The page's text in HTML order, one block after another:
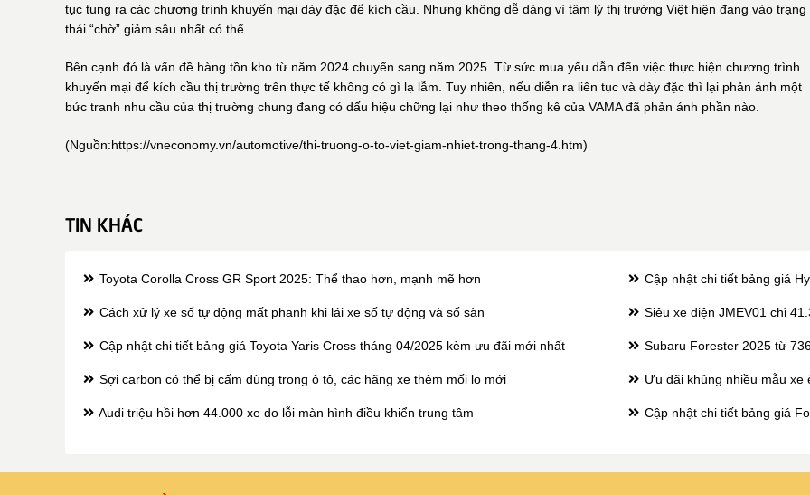
tục tung ra các chương trình khuyến mại dày đặc để kích cầu. Nhưng không dễ dàng vì tâm lý thị trường Việt hiện đang vào trạng
thái “chờ” giảm sâu nhất có thể.
Bên cạnh đó là vấn đề hàng tồn kho từ năm 2024 chuyển sang năm 2025. Từ sức mua yếu dẫn đến việc thực hiện chương trình
khuyến mại để kích cầu thị trường trên thực tế không có gì lạ lẫm. Tuy nhiên, nếu diễn ra liên tục và dày đặc thì lại phản ánh một
bức tranh nhu cầu của thị trường chung đang có dấu hiệu chững lại như theo thống kê của VAMA đã phản ánh phần nào.
(Nguồn:https://vneconomy.vn/automotive/thi-truong-o-to-viet-giam-nhiet-trong-thang-4.htm)
TIN KHÁC
Toyota Corolla Cross GR Sport 2025: Thể thao hơn, mạnh mẽ hơn Cập nhật chi tiết bảng giá
Cách xử lý xe số tự động mất phanh khi lái xe số tự động và số sàn Siêu xe điện JMEV01 chỉ
Cập nhật chi tiết bảng giá Toyota Yaris Cross tháng 04/2025 kèm ưu đãi mới nhất Subaru Forester 2025 từ
Sợi carbon có thể bị cấm dùng trong ô tô, các hãng xe thêm mối lo mới Ưu đãi khủng nhiều mẫu xe
Audi triệu hồi hơn 44.000 xe do lỗi màn hình điều khiển trung tâm Cập nhật chi tiết bảng giá